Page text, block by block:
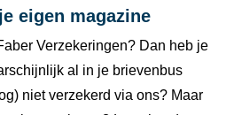
eigen magazine
Verzekeringen? Dan heb je
al in je brievenbus
niet verzekerd via ons? Maar